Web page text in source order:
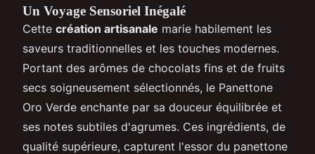
Un Voyage Sensoriel Inégalé
Cette création artisanale marie habilement les
saveurs traditionnelles et les touches modernes.
Portant des arômes de chocolats fins et de fruits
secs soigneusement sélectionnés, le Panettone
Oro Verde enchante par sa douceur équilibrée et
ses notes subtiles d'agrumes. Ces ingrédients, de
qualité supérieure, capturent l'essor du panettone